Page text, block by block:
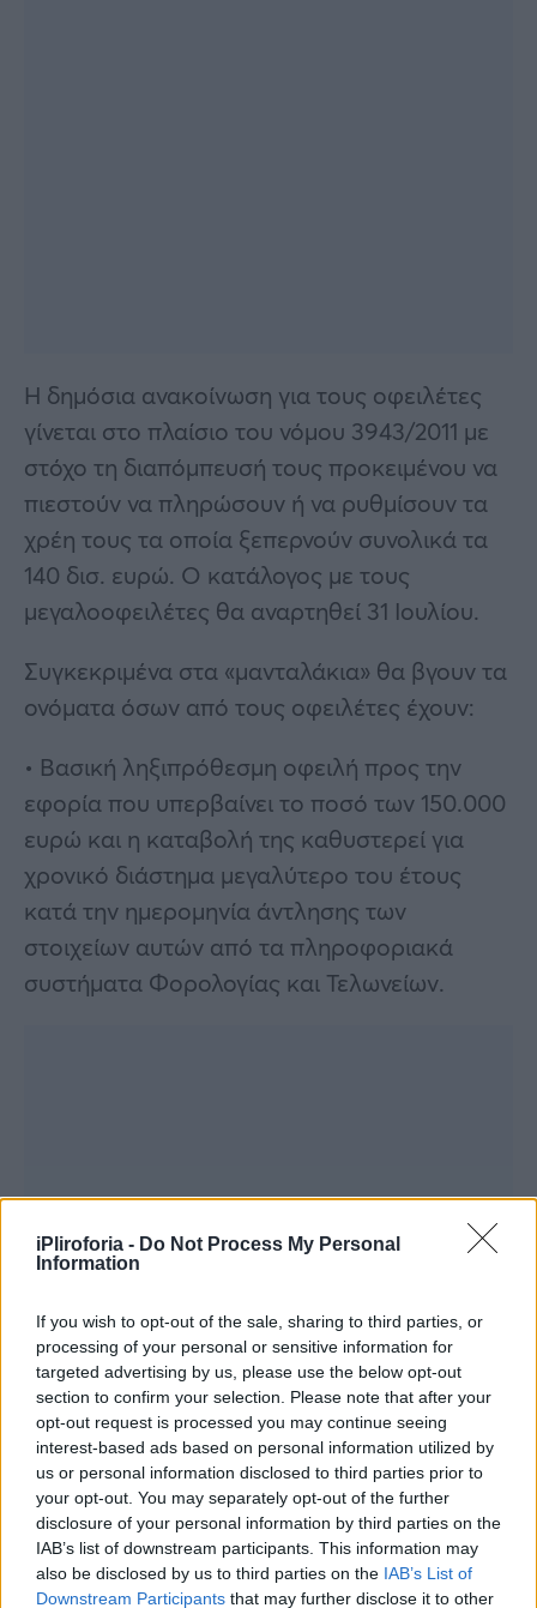
iPliroforia - Do Not Process My Personal
Information
If you wish to opt-out of the sale, sharing to third parties, or
processing of your personal or sensitive information for
targeted advertising by us, please use the below opt-out
section to confirm your selection. Please note that after your
opt-out request is processed you may continue seeing
interest-based ads based on personal information utilized by
us or personal information disclosed to third parties prior to
your opt-out. You may separately opt-out of the further
disclosure of your personal information by third parties on the
IAB’s list of downstream participants. This information may
also be disclosed by us to third parties on the IAB’s List of
Downstream Participants that may further disclose it to other
Η δημόσια ανακοίνωση για τους οφειλέτες
γίνεται στο πλαίσιο του νόμου 3943/2011 με
στόχο τη διαπόμπευσή τους προκειμένου να
πιεστούν να πληρώσουν ή να ρυθμίσουν τα
χρέη τους τα οποία ξεπερνούν συνολικά τα
140 δισ. ευρώ. O κατάλογος με τους
μεγαλοοφειλέτες θα αναρτηθεί 31 Ιουλίου.
Συγκεκριμένα στα «μανταλάκια» θα βγουν τα
ονόματα όσων από τους οφειλέτες έχουν:
• Βασική ληξιπρόθεσμη οφειλή προς την
εφορία που υπερβαίνει το ποσό των 150.000
ευρώ και η καταβολή της καθυστερεί για
χρονικό διάστημα μεγαλύτερο του έτους
κατά την ημερομηνία άντλησης των
στοιχείων αυτών από τα πληροφοριακά
συστήματα Φορολογίας και Τελωνείων.